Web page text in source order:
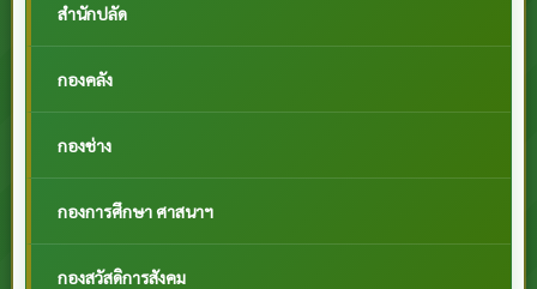
สำนักปลัด
กองคลัง
กองช่าง
กองการศึกษา ศาสนาฯ
กองสวัสดิการสังคม